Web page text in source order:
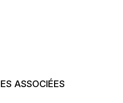
ASSOCIÉES